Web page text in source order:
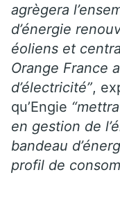
agrègera
d’énergie
éoliens et
Orange France
d’électricité”,
qu’Engie
en gestion de
bandeau
profil de